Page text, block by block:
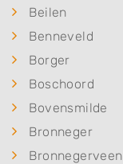
Beilen
Benneveld
Borger
Boschoord
Bovensmilde
Bronneger
Bronnegerveen